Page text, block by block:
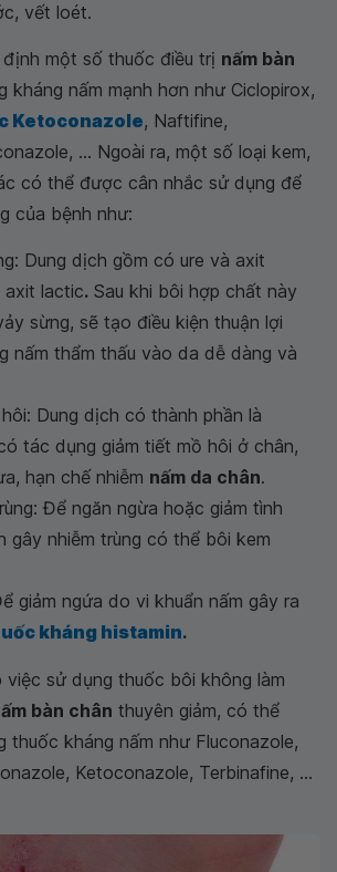
vết loét.
một số thuốc điều trị nấm bàn
kháng nấm mạnh hơn như Ciclopirox,
Ketoconazole, Naftifine,
... Ngoài ra, một số loại kem,
có thể được cân nhắc sử dụng để
của bệnh như:
Dung dịch gồm có ure và axit
axit lactic. Sau khi bôi hợp chất này
sừng, sẽ tạo điều kiện thuận lợi
nấm thẩm thấu vào da dễ dàng và
Dung dịch có thành phần là
tác dụng giảm tiết mồ hôi ở chân,
hạn chế nhiễm nấm da chân.
Để ngăn ngừa hoặc giảm tình
gây nhiễm trùng có thể bôi kem
giảm ngứa do vi khuẩn nấm gây ra
kháng histamin.
việc sử dụng thuốc bôi không làm
bàn chân thuyên giảm, có thể
thuốc kháng nấm như Fluconazole,
Ketoconazole, Terbinafine, ...